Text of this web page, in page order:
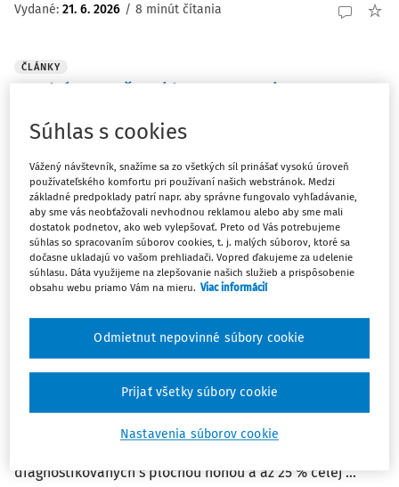
Vydané: 21. 6. 2026 / 8 minút čítania
ČLÁNKY
Syndróm naučenej bezmocnosti
Seligmanom v 60. rokoch 20. storočia, odhaľuje vážny
psychologický fenomén prostredníctvom experimentov
na zvieratách a následného výskumu jeho dopadu na
človeka. Seligmanove pokusy ukázali, že naučená ...
Mgr. Michal Šafránek
Vydané:6. 6. 2026 / 7 minút čítania
ČLÁNKY
Detská fyzioterapia v praxi – intervencie pri
plochej nohe
Plochá noha – pojem, ktorý často slúži ako stimul pre
rodičov od pediatra na návštevu detského
fyzioterapeuta. V detskom veku je plochá noha celkom
diagnostikovaných s plochou nohou a až 25 % celej ...
Súhlas s cookies
Vážený návštevník, snažíme sa zo všetkých síl prinášať vysokú úroveň
používateľského komfortu pri používaní našich webstránok. Medzi
základné predpoklady patrí napr. aby správne fungovalo vyhľadávanie,
aby sme vás neobťažovali nevhodnou reklamou alebo aby sme mali
dostatok podnetov, ako web vylepšovať. Preto od Vás potrebujeme
súhlas so spracovaním súborov cookies, t. j. malých súborov, ktoré sa
dočasne ukladajú vo vašom prehliadači. Vopred ďakujeme za udelenie
súhlasu. Dáta využijeme na zlepšovanie našich služieb a prispôsobenie
obsahu webu priamo Vám na mieru. Viac informácií
Nastavenia súborov cookie
Odmietnut nepovinné súbory cookie
Prijať všetky súbory cookie